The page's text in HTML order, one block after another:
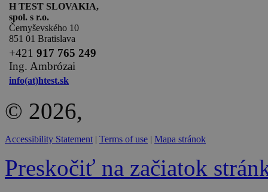
H TEST SLOVAKIA,
spol. s r.o.
Černyševského 10
851 01 Bratislava
+421 917 765 249
Ing. Ambrózai
info(at)htest.sk
© 2026,
Accessibility Statement | Terms of use | Mapa stránok
Preskočiť na začiatok